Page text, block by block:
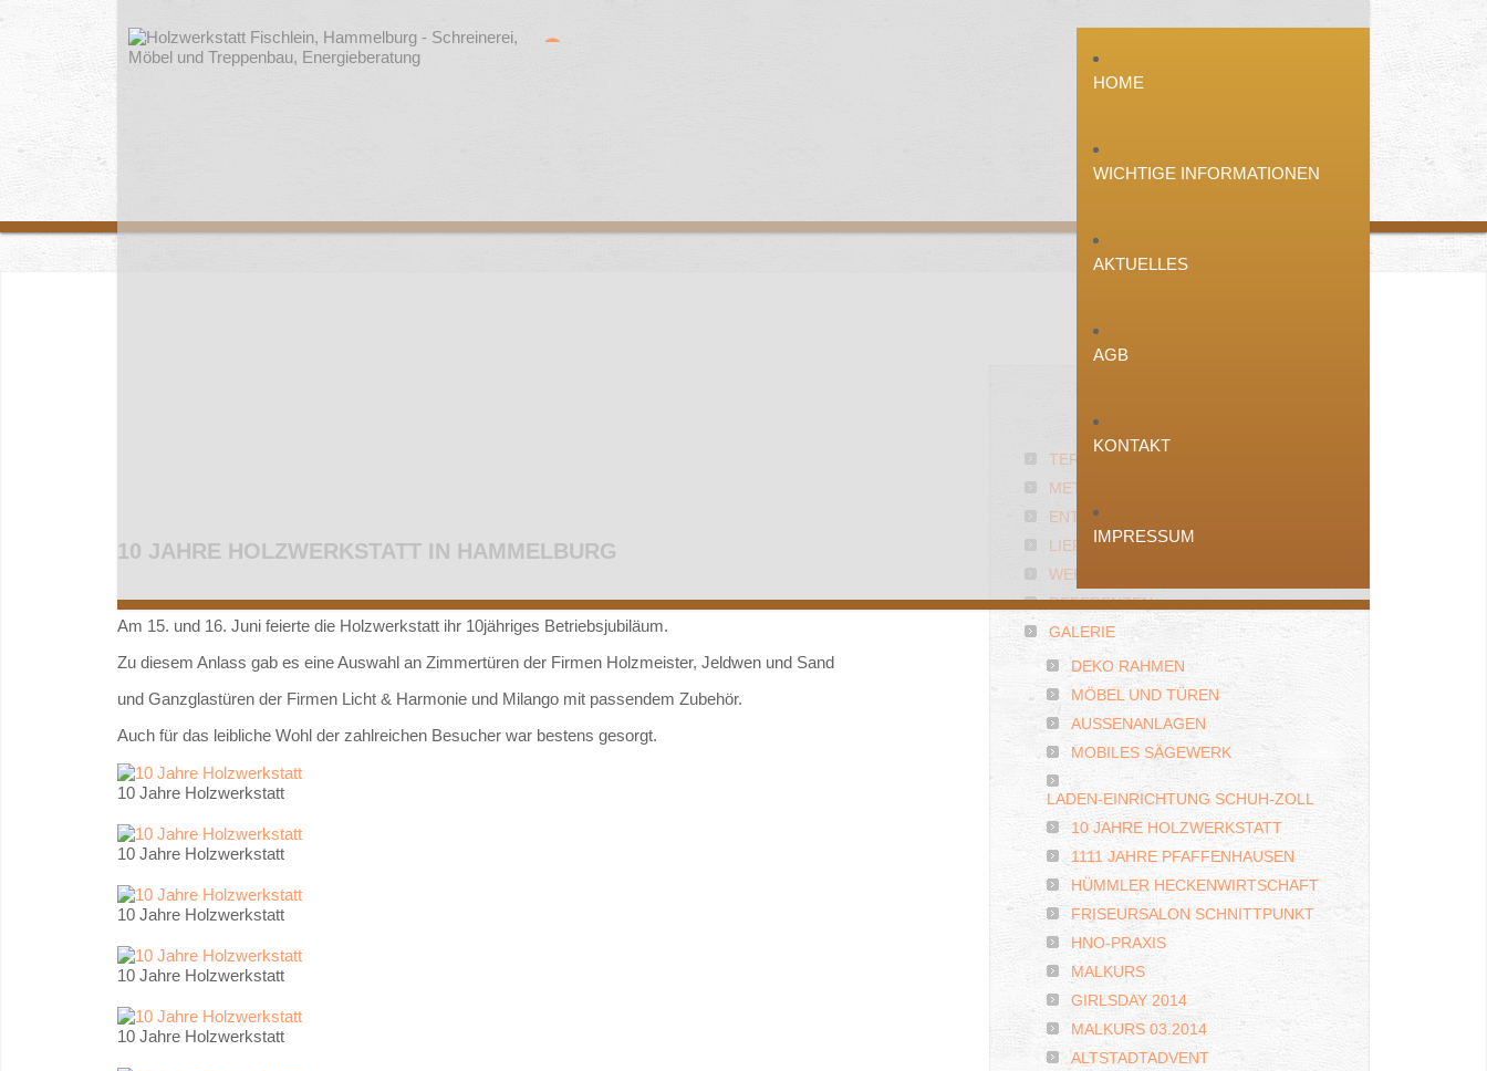
HOME
WICHTIGE INFORMATIONEN
AKTUELLES
AGB
KONTAKT
IMPRESSUM
10 JAHRE HOLZWERKSTATT IN HAMMELBURG
Am 15. und 16. Juni feierte die Holzwerkstatt ihr 10jähriges Betriebsjubiläum.
Zu diesem Anlass gab es eine Auswahl an Zimmertüren der Firmen Holzmeister, Jeldwen und Sand
und Ganzglastüren der Firmen Licht & Harmonie und Milango mit passendem Zubehör.
Auch für das leibliche Wohl der zahlreichen Besucher war bestens gesorgt.
10 Jahre Holzwerkstatt
10 Jahre Holzwerkstatt
10 Jahre Holzwerkstatt
10 Jahre Holzwerkstatt
10 Jahre Holzwerkstatt
TERRASSENBAU
METALLFREIE BETTEN
ENTSPANNT MODERNISIEREN
LIEFERANTEN
WERKSTOFFE
REFERENZEN
GALERIE
DEKO RAHMEN
MÖBEL UND TÜREN
AUSSENANLAGEN
MOBILES SÄGEWERK
LADEN-EINRICHTUNG SCHUH-ZOLL
10 JAHRE HOLZWERKSTATT
1111 JAHRE PFAFFENHAUSEN
HÜMMLER HECKENWIRTSCHAFT
FRISEURSALON SCHNITTPUNKT
HNO-PRAXIS
MALKURS
GIRLSDAY 2014
MALKURS 03.2014
ALTSTADTADVENT